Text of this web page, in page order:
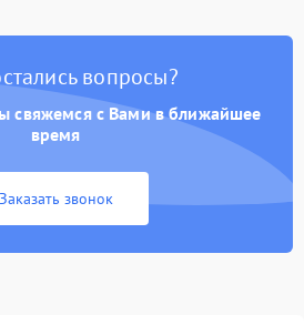
вопросы?
свяжемся с Вами в ближайшее
время
Заказать звонок